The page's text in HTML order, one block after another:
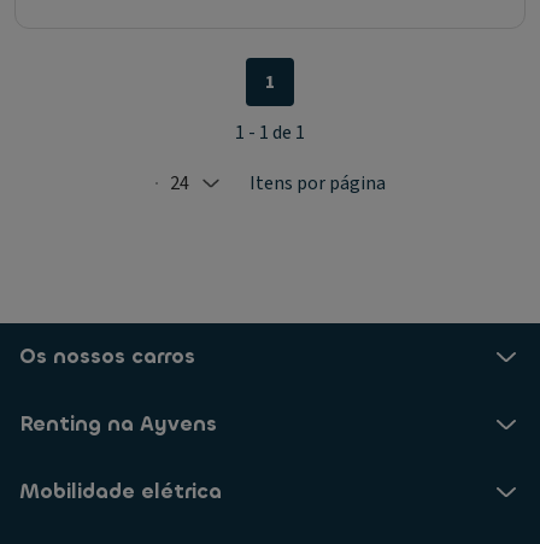
Selected: 24
24 Itens por página
1
1 - 1 de 1
Os nossos carros
Renting na Ayvens
Mobilidade elétrica